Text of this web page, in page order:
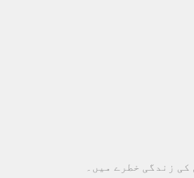
کی زندگی خطرے میں۔